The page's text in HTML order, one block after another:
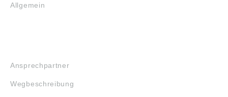
Allgemein
Ansprechpartner
Wegbeschreibung